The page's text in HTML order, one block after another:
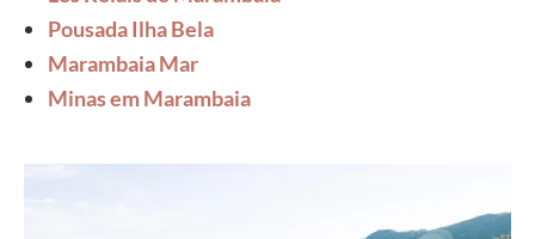
Pousada Ilha Bela
Marambaia Mar
Minas em Marambaia